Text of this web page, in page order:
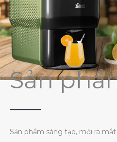
Sản
Sản phẩm sáng tạo, mới ra mắt